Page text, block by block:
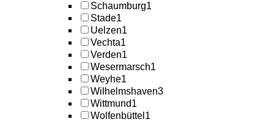
Schaumburg1
Stade1
Uelzen1
Vechta1
Verden1
Wesermarsch1
Weyhe1
Wilhelmshaven3
Wittmund1
Wolfenbüttel 1